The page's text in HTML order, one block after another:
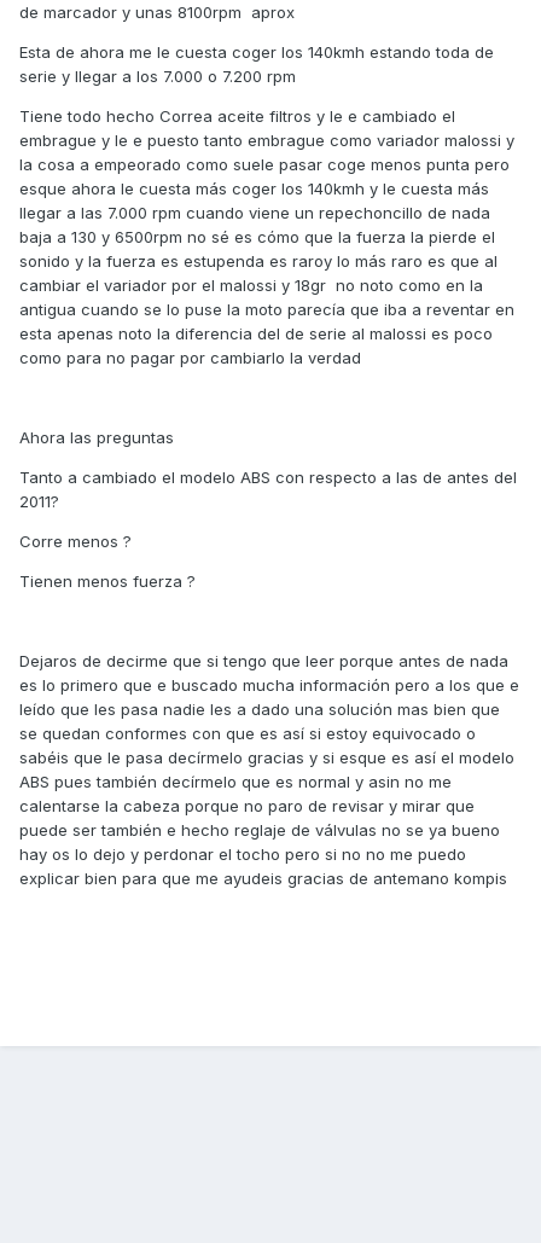
de marcador y unas 8100rpm aprox
Esta de ahora me le cuesta coger los 140kmh estando toda de
serie y llegar a los 7.000 o 7.200 rpm
Tiene todo hecho Correa aceite filtros y le e cambiado el
embrague y le e puesto tanto embrague como variador malossi y
la cosa a empeorado como suele pasar coge menos punta pero
esque ahora le cuesta más coger los 140kmh y le cuesta más
llegar a las 7.000 rpm cuando viene un repechoncillo de nada
baja a 130 y 6500rpm no sé es cómo que la fuerza la pierde el
sonido y la fuerza es estupenda es raroy lo más raro es que al
cambiar el variador por el malossi y 18gr no noto como en la
antigua cuando se lo puse la moto parecía que iba a reventar en
esta apenas noto la diferencia del de serie al malossi es poco
como para no pagar por cambiarlo la verdad
Ahora las preguntas
Tanto a cambiado el modelo ABS con respecto a las de antes del
2011?
Corre menos ?
Tienen menos fuerza ?
Dejaros de decirme que si tengo que leer porque antes de nada
es lo primero que e buscado mucha información pero a los que e
leído que les pasa nadie les a dado una solución mas bien que
se quedan conformes con que es así si estoy equivocado o
sabéis que le pasa decírmelo gracias y si esque es así el modelo
ABS pues también decírmelo que es normal y asin no me
calentarse la cabeza porque no paro de revisar y mirar que
puede ser también e hecho reglaje de válvulas no se ya bueno
hay os lo dejo y perdonar el tocho pero si no no me puedo
explicar bien para que me ayudeis gracias de antemano kompis